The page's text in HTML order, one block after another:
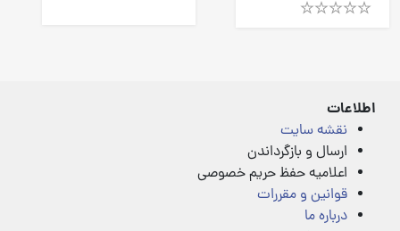
اطلاعات
نقشه سایت
ارسال و بازگرداندن
اعلامیه حفظ حریم خصوصی
قوانین و مقررات
درباره ما